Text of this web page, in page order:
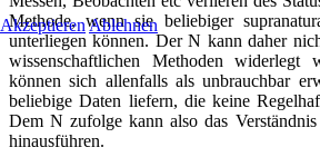
Methode, wenn sie beliebiger
unterliegen können. Der N kann daher
wissenschaftlichen Methoden widerlegt
können sich allenfalls als unbrauchbar
beliebige Daten liefern, die keine
Dem N zufolge kann also das
hinausführen.
Akzeptieren Ablehnen